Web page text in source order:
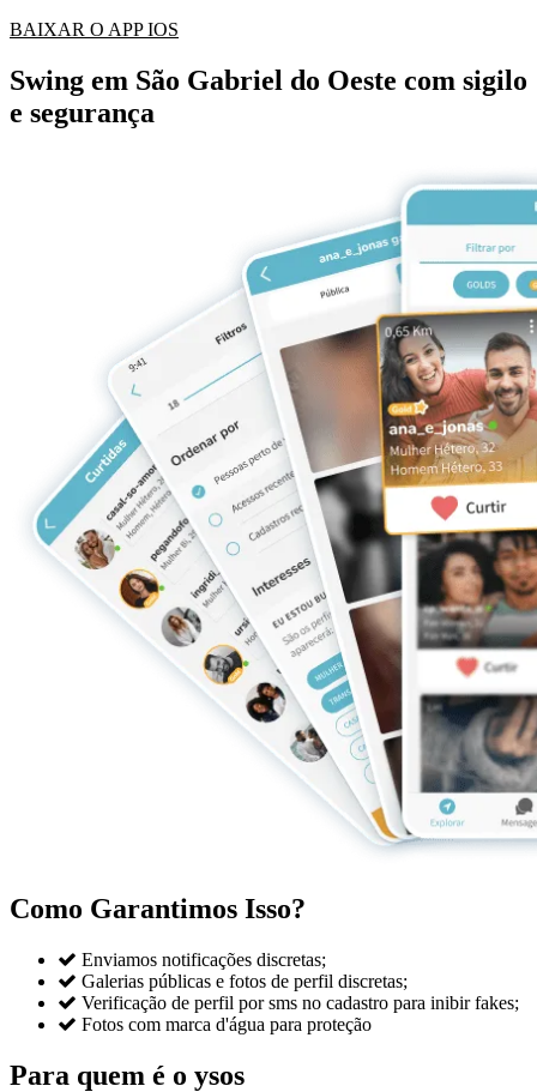
BAIXAR O APP IOS
Swing em São Gabriel do Oeste com sigilo
e segurança
Como Garantimos Isso?
 Enviamos notificações discretas;
 Galerias públicas e fotos de perfil discretas;
 Verificação de perfil por sms no cadastro para inibir fakes;
 Fotos com marca d'água para proteção
Para quem é o ysos